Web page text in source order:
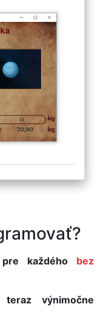
pre každého
bez
teraz výnimočne